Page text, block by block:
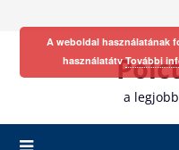
a
A weboldal használatának
használatátvTovábbi